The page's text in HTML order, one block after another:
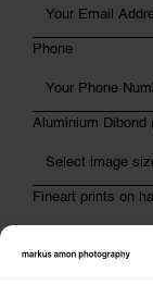
Phone
Aluminium Dibond
Fineart prints on